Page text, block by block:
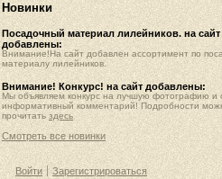
Новинки
Посадочный материал лилейников. на сайт
добавлены:
Внимание!На сайт добавлен ассортимент по
материалу лилейников.
Внимание! Конкурс! на сайт добавлены:
Мы объявляем конкурс на лучшую фотографию и
информативный комментарий! Подробности
прочитать здесь
Смотреть все новинки
Войти Зарегистрироваться